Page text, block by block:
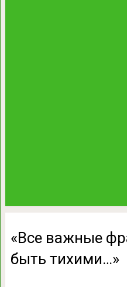
«Все важные
быть тихими…»